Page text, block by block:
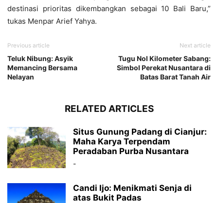
destinasi prioritas dikembangkan sebagai 10 Bali Baru,”
tukas Menpar Arief Yahya.
Previous article
Teluk Nibung: Asyik
Memancing Bersama
Nelayan
Next article
Tugu Nol Kilometer Sabang:
Simbol Perekat Nusantara di
Batas Barat Tanah Air
RELATED ARTICLES
Situs Gunung Padang di Cianjur:
Maha Karya Terpendam
Peradaban Purba Nusantara
-
Candi Ijo: Menikmati Senja di
atas Bukit Padas